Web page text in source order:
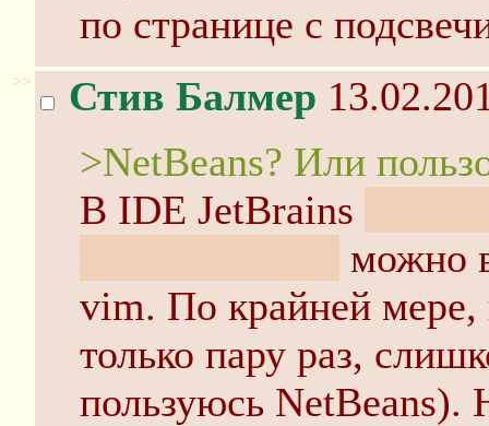
по странице с
>> Стив Балмер
>NetBeans? Или
В IDE JetBrains
можно
vim. По крайней мере,
только пару раз,
пользуюсь NetBeans).